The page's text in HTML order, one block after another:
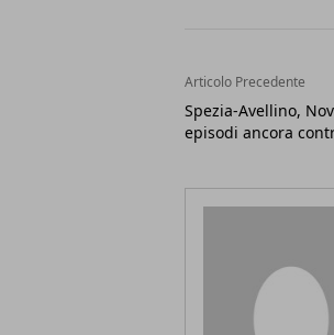
Articolo Precedente
Spezia-Avellino,
episodi ancora